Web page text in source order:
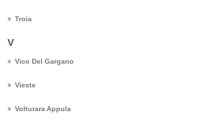
Troia
V
Vico Del Gargano
Vieste
Volturara Appula